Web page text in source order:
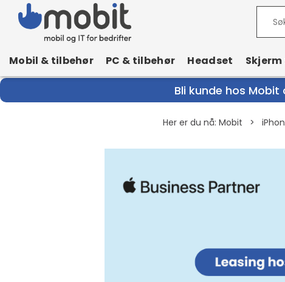
Mobil & tilbehør PC & tilbehør Headset
Bli kunde hos
Her er du nå: Mobit >